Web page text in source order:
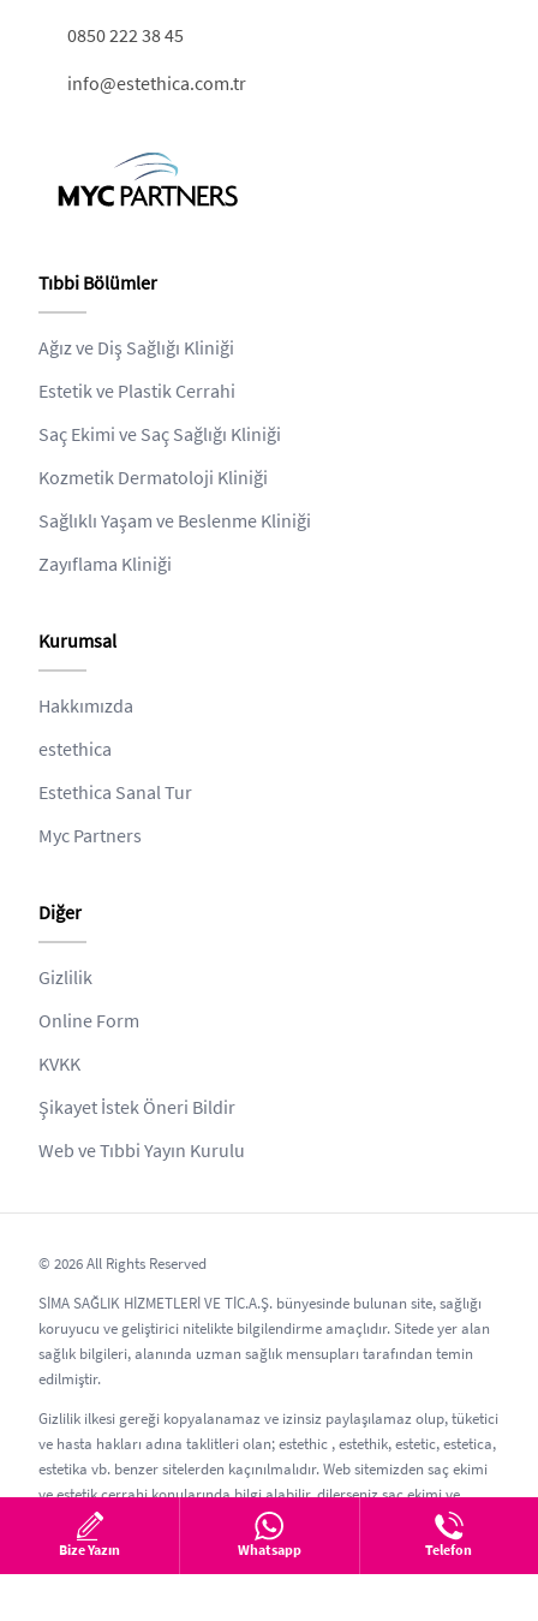
0850 222 38 45
info@estethica.com.tr
Tıbbi Bölümler
Ağız ve Diş Sağlığı Kliniği
Estetik ve Plastik Cerrahi
Saç Ekimi ve Saç Sağlığı Kliniği
Kozmetik Dermatoloji Kliniği
Sağlıklı Yaşam ve Beslenme Kliniği
Zayıflama Kliniği
Kurumsal
Hakkımızda
estethica
Estethica Sanal Tur
Myc Partners
Diğer
Gizlilik
Online Form
KVKK
Şikayet İstek Öneri Bildir
Web ve Tıbbi Yayın Kurulu
© 2026 All Rights Reserved
SİMA SAĞLIK HİZMETLERİ VE TİC.A.Ş. bünyesinde bulunan site, sağlığı
koruyucu ve geliştirici nitelikte bilgilendirme amaçlıdır. Sitede yer alan
sağlık bilgileri, alanında uzman sağlık mensupları tarafından temin
edilmiştir.
Gizlilik ilkesi gereği kopyalanamaz ve izinsiz paylaşılamaz olup, tüketici
ve hasta hakları adına taklitleri olan; estethic , estethik, estetic, estetica,
estetika vb. benzer sitelerden kaçınılmalıdır. Web sitemizden saç ekimi
ve estetik cerrahi konularında bilgi alabilir, dilerseniz saç ekimi ve
estetik randevusu oluşturabilirsiniz.
Güncelleme Tarihi: 06.08.2026
Bize Yazın Whatsapp Telefon